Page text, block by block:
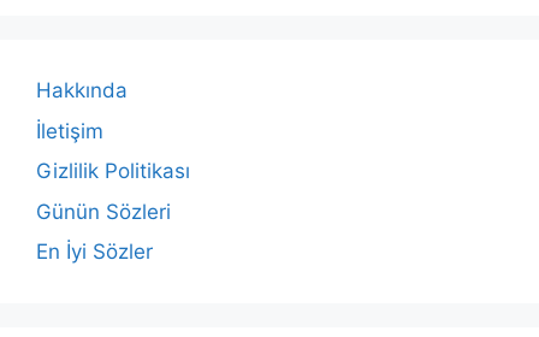
Hakkında
İletişim
Gizlilik Politikası
Günün Sözleri
En İyi Sözler